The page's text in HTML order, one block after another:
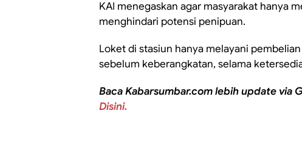
KAI menegaskan agar masyarakat hanya
menghindari potensi penipuan.
Loket di stasiun hanya melayani
sebelum keberangkatan, selama
Baca Kabarsumbar.com lebih update via
Disini.